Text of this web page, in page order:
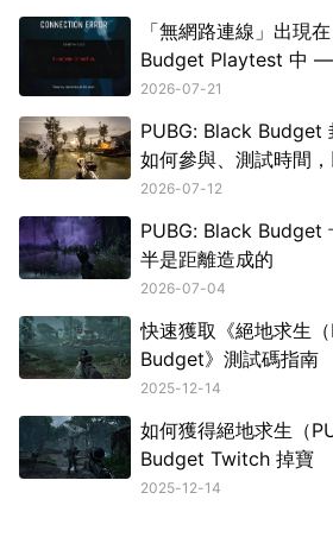
「無網路連線」出現
Budget Playtest 中 —
2026-07-21
PUBG: Black
如何參與、測試時間
玩
2026-07-12
PUBG: Black Budget
半是距離造成的
2026-07-04
快速獲取《絕地求生
Budget》測試碼指南
2025-12-14
如何獲得絕地求生（
Budget Twitch 掉寶
2025-12-14